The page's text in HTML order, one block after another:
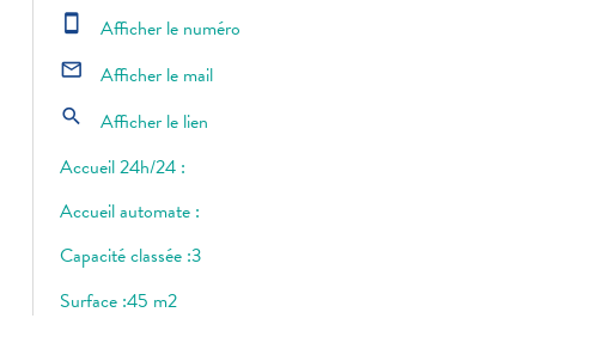
smartphone Afficher le numéro
mail_outline Afficher le mail
search
Afficher le lien
Accueil 24h/24 :
Accueil automate :
Capacité classée :3
Surface :45 m2